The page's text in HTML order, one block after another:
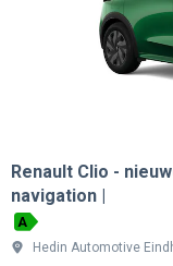
Renault Clio
navigation |
A
Hedin Automotive